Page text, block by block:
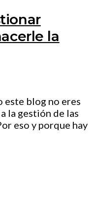
la
este blog no eres
la gestión de las
eso y porque hay